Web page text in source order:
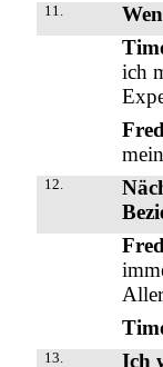
11.
ich
Fred
12.
Fred
13. Ich